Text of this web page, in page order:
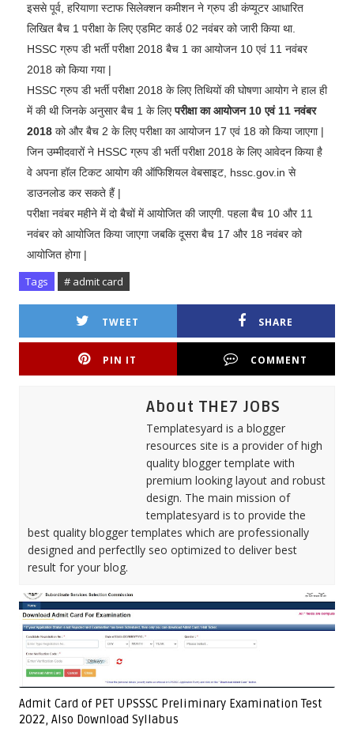
इससे पूर्व, हरियाणा स्टाफ सिलेक्शन कमीशन ने ग्रुप डी कंप्यूटर आधारित
लिखित बैच 1 परीक्षा के लिए एडमिट कार्ड 02 नवंबर को जारी किया था.
HSSC ग्रुप डी भर्ती परीक्षा 2018 बैच 1 का आयोजन 10 एवं 11 नवंबर
2018 को किया गया |
HSSC ग्रुप डी भर्ती परीक्षा 2018 के लिए तिथियों की घोषणा आयोग ने हाल ही
में की थी जिनके अनुसार बैच 1 के लिएपरीक्षा का आयोजन 10 एवं 11 नवंबर
2018 को और बैच 2 के लिए परीक्षा का आयोजन 17 एवं 18 को किया जाएगा |
जिन उम्मीदवारों ने HSSC ग्रुप डी भर्ती परीक्षा 2018 के लिए आवेदन किया है
वे अपना हॉल टिकट आयोग की ऑफिशियल वेबसाइट, hssc.gov.in से
डाउनलोड कर सकते हैं |
परीक्षा नवंबर महीने में दो बैचों में आयोजित की जाएगी. पहला बैच 10 और 11
नवंबर को आयोजित किया जाएगा जबकि दूसरा बैच 17 और 18 नवंबर को
आयोजित होगा |
Tags # admit card
TWEET SHARE
PIN IT COMMENT
About THE7 JOBS
Templatesyard is a blogger
resources site is a provider of high
quality blogger template with
premium looking layout and robust
design. The main mission of
templatesyard is to provide the
best quality blogger templates which are professionally
designed and perfectlly seo optimized to deliver best
result for your blog.
Admit Card of PET UPSSSC Preliminary Examination Test
2022, Also Download Syllabus